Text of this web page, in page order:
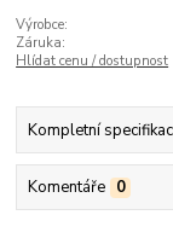
Výrobce:
Záruka:
Hlídat cenu / dostupnost
Kompletní
Komentáře 0